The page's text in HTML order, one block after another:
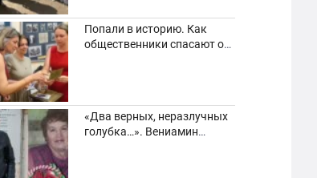
Попали в историю. Как
общественники спасают от
«Два верных, неразлучных
голубка…». Вениамин